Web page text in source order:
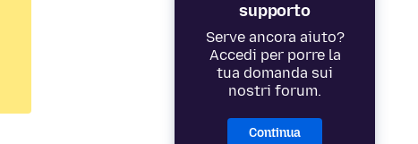
supporto
Serve ancora aiuto?
Accedi per porre la
tua domanda sui
nostri forum.
Continua